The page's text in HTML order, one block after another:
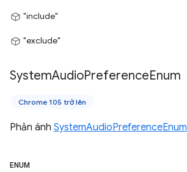
"include"
"exclude"
SystemAudioPreferenceEnum
Chrome 105 trở lên
Phản ánh SystemAudioPreferenceEnum
ENUM